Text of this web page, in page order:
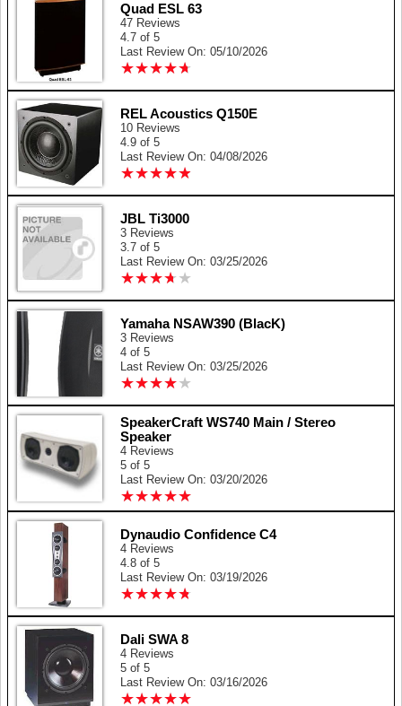
Quad ESL 63
47 Reviews
4.7 of 5
Last Review On: 05/10/2026
★★★★★
★★★★★
REL Acoustics Q150E
10 Reviews
4.9 of 5
Last Review On: 04/08/2026
★★★★★
★★★★★
JBL Ti3000
3 Reviews
3.7 of 5
Last Review On: 03/25/2026
★★★★ ★
★★★★ ★
Yamaha NSAW390 (BlacK)
3 Reviews
4 of 5
Last Review On: 03/25/2026
★★★★★
★★★★★
SpeakerCraft WS740 Main / Stereo
Speaker
4 Reviews
5 of 5
Last Review On: 03/20/2026
★★★★★
★★★★★
Dynaudio Confidence C4
4 Reviews
4.8 of 5
Last Review On: 03/19/2026
★★★★★
★★★★★
Dali SWA 8
4 Reviews
5 of 5
Last Review On: 03/16/2026
★★★★★
★★★★★